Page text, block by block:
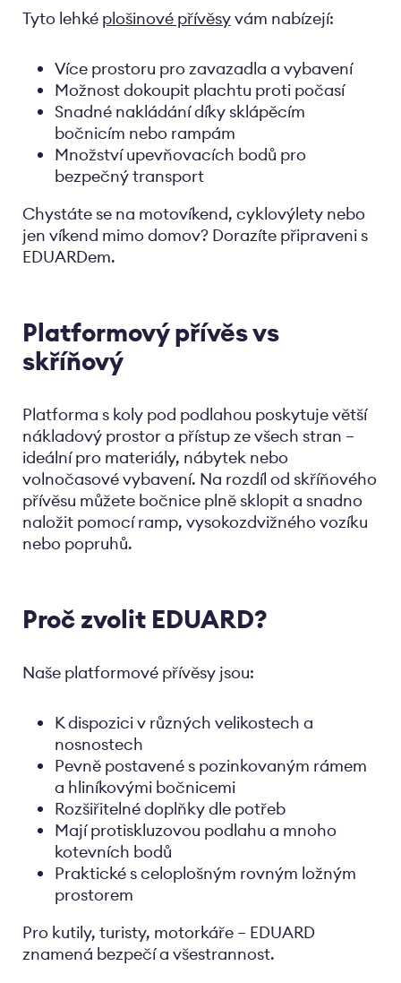
Tyto lehké plošinové přívěsyvám nabízejí:
Více prostoru pro zavazadla a vybavení
Možnost dokoupit plachtu proti počasí
Snadné nakládání díky sklápěcím
bočnicím nebo rampám
Množství upevňovacích bodů pro
bezpečný transport
Chystáte se na motovíkend, cyklovýlety nebo
jen víkend mimo domov? Dorazíte připraveni s
EDUARDem.
Platformový přívěs vs
skříňový
Platforma s koly pod podlahou poskytuje větší
nákladový prostor a přístup ze všech stran –
ideální pro materiály, nábytek nebo
volnočasové vybavení. Na rozdíl od skříňového
přívěsu můžete bočnice plně sklopit a snadno
naložit pomocí ramp, vysokozdvižného vozíku
nebo popruhů.
Proč zvolit EDUARD?
Naše platformové přívěsy jsou:
K dispozici v různých velikostech a
nosnostech
Pevně postavené s pozinkovaným rámem
a hliníkovými bočnicemi
Rozšiřitelné doplňky dle potřeb
Mají protiskluzovou podlahu a mnoho
kotevních bodů
Praktické s celoplošným rovným ložným
prostorem
Pro kutily, turisty, motorkáře – EDUARD
znamená bezpečí a všestrannost.